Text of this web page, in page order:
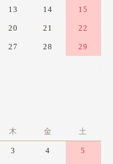
13 14 15
20 21 22
27 28 29
木 金 土
3 4 5